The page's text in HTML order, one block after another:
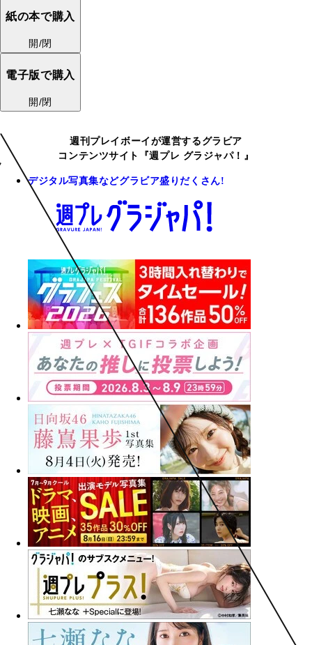
紙の本で購入
開/閉
電子版で購入
開/閉
週刊プレイボーイが運営するグラビア
コンテンツサイト『週プレ グラジャパ！』
デジタル写真集などグラビア盛りだくさん!